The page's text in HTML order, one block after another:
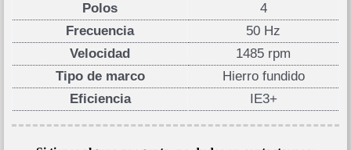
Polos
4
Frecuencia
50 Hz
Velocidad
1485 rpm
Tipo de marco
Hierro fundido
Eficiencia
IE3+